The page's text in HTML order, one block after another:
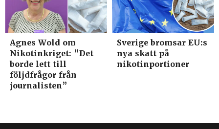
Agnes Wold om
Nikotinkriget: ”Det
borde lett till
följdfrågor från
journalisten”
Sverige bromsar EU:s
nya skatt på
nikotinportioner